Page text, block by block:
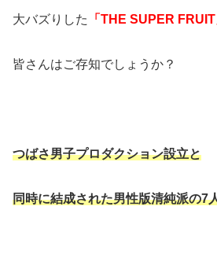
大バズりした 「THE SUPER FRUIT
皆さんはご存知でしょうか？
つばさ男子プロダクション設立と
同時に結成された男性版清純派の7